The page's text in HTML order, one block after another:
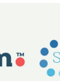
ПОКУПКИ 41,200 драмов